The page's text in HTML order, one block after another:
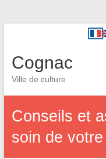
Cognac
Ville de culture
Conseils et
soin de